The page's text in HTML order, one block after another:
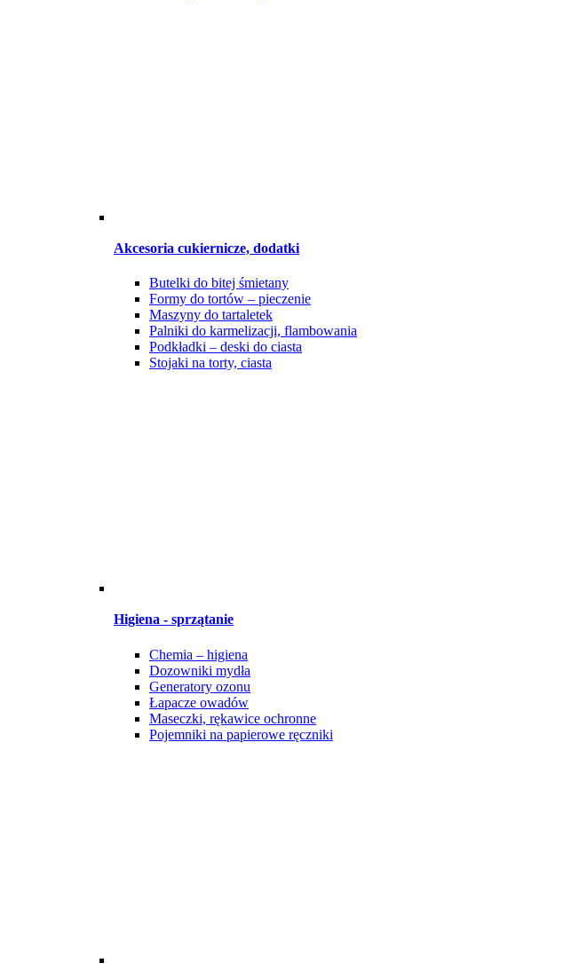
Akcesoria cukiernicze, dodatki
Butelki do bitej śmietany
Formy do tortów – pieczenie
Maszyny do tartaletek
Palniki do karmelizacji, flambowania
Podkładki – deski do ciasta
Stojaki na torty, ciasta
Higiena - sprzątanie
Chemia – higiena
Dozowniki mydła
Generatory ozonu
Łapacze owadów
Maseczki, rękawice ochronne
Pojemniki na papierowe ręczniki